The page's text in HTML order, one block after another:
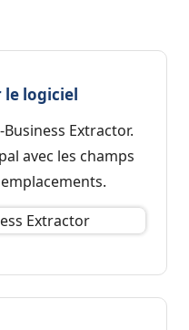
le logiciel
Extractor.
avec les champs